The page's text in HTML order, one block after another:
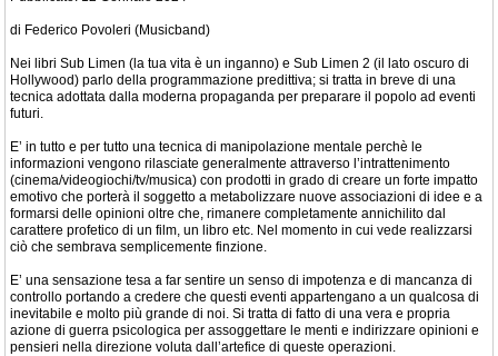
di Federico Povoleri (Musicband)
Nei libri Sub Limen (la tua vita è un inganno) e Sub Limen 2 (il lato oscuro di
Hollywood) parlo della programmazione predittiva; si tratta in breve di una
tecnica adottata dalla moderna propaganda per preparare il popolo ad eventi
futuri.
E’ in tutto e per tutto una tecnica di manipolazione mentale perchè le
informazioni vengono rilasciate generalmente attraverso l’intrattenimento
(cinema/videogiochi/tv/musica) con prodotti in grado di creare un forte impatto
emotivo che porterà il soggetto a metabolizzare nuove associazioni di idee e a
formarsi delle opinioni oltre che, rimanere completamente annichilito dal
carattere profetico di un film, un libro etc. Nel momento in cui vede realizzarsi
ciò che sembrava semplicemente finzione.
E’ una sensazione tesa a far sentire un senso di impotenza e di mancanza di
controllo portando a credere che questi eventi appartengano a un qualcosa di
inevitabile e molto più grande di noi. Si tratta di fatto di una vera e propria
azione di guerra psicologica per assoggettare le menti e indirizzare opinioni e
pensieri nella direzione voluta dall’artefice di queste operazioni.